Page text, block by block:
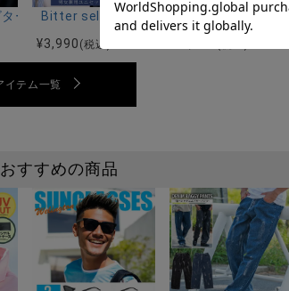
ンズサングラス(ハードケース付き)/全3色
ーセレクト)メタルボストンサングラス(調光
Bitter select(ビターセレクト)ウェリン
¥3,990 (税込)
VICCI(ビッチ)ロ
イテム一覧
すすめの商品